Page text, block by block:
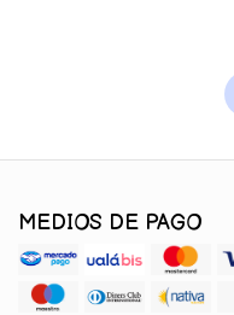
MEDIOS DE PAGO